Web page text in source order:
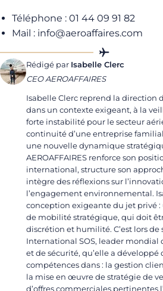
Téléphone : 01 44 09 91 82
Mail : info@aeroaffaires.com
Rédigé par Isabelle Clerc
CEO AEROAFFAIRES
Isabelle Clerc reprend la direction
dans un contexte exigeant, à la
forte instabilité pour le secteur
continuité d’une entreprise
une nouvelle dynamique
AEROAFFAIRES renforce son
international, structure son
intègre des réflexions sur
l’engagement environnemental.
conception exigeante du jet privé
de mobilité stratégique, qui doit
discrétion et humilité. C’est lors de
International SOS, leader mondial
et de sécurité, qu’elle a développé
compétences dans : la gestion
la mise en œuvre de stratégie de
d’offres commerciales pertinentes